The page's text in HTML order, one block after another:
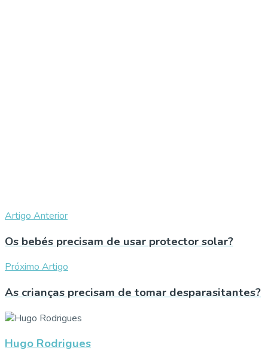
Artigo Anterior
Os bebés precisam de usar protector solar?
Próximo Artigo
As crianças precisam de tomar desparasitantes?
Hugo Rodrigues